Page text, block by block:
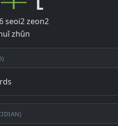
seoi2 zeon2
zhǔn